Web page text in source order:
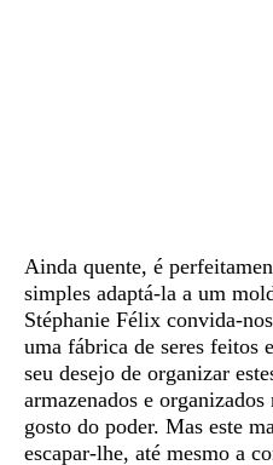
Sinopse
Ainda quente, é
simples adaptá-la a um
Stéphanie Félix convida-
uma fábrica de seres feitos
seu desejo de organizar
armazenados e
gosto do poder. Mas este
escapar-lhe, até mesmo a